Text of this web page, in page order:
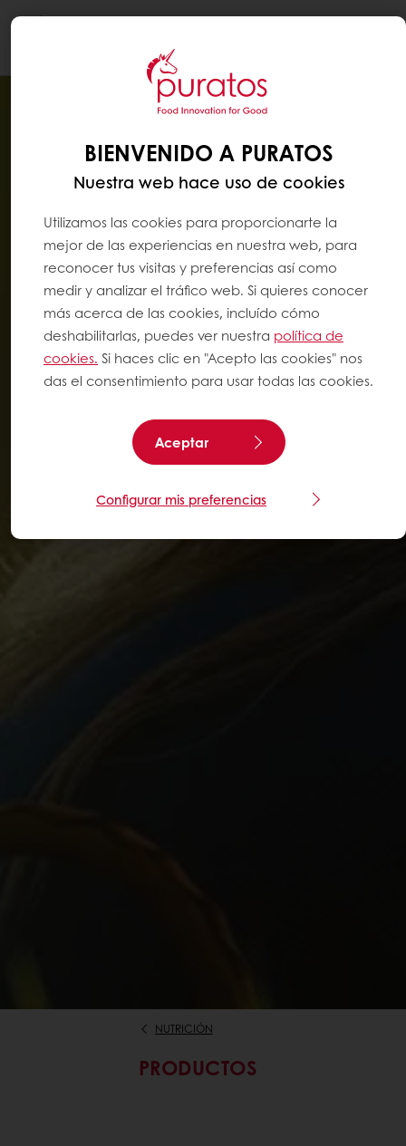
NUTRICIÓN
PRODUCTOS
BIENVENIDO A PURATOS
Nuestra web hace uso de cookies
Utilizamos las cookies para proporcionarte la
mejor de las experiencias en nuestra web, para
reconocer tus visitas y preferencias así como
medir y analizar el tráfico web. Si quieres conocer
más acerca de las cookies, incluído cómo
deshabilitarlas, puedes ver nuestra política de
cookies. Si haces clic en "Acepto las cookies" nos
das el consentimiento para usar todas las cookies.
Aceptar
Configurar mis preferencias